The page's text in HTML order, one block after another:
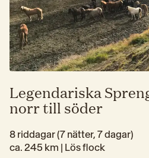
Legendariska
norr till söder
8 riddagar (7 nätter, 7 dagar)
ca. 245 km | Lös flock